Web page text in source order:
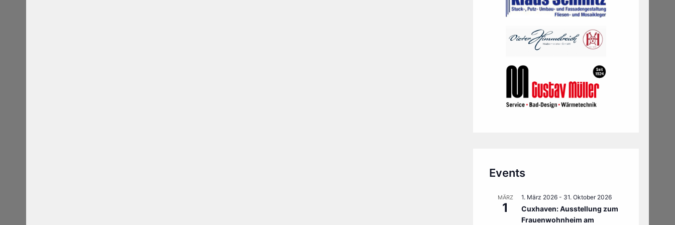
Events
MÄRZ
1
1. März 2026 - 31. Oktober 2026
Cuxhaven: Ausstellung zum
Frauenwohnheim am